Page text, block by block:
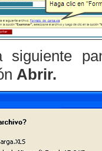
siguiente
Abrir.